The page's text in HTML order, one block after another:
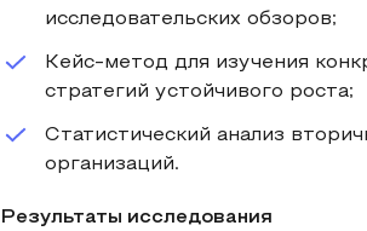
исследовательских обзоров;
Кейс-метод для изучения
стратегий устойчивого роста;
Статистический анализ
организаций.
Результаты исследования